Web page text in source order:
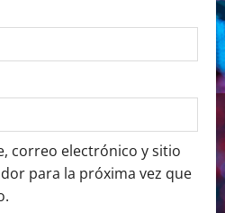
correo electrónico y sitio
para la próxima vez que